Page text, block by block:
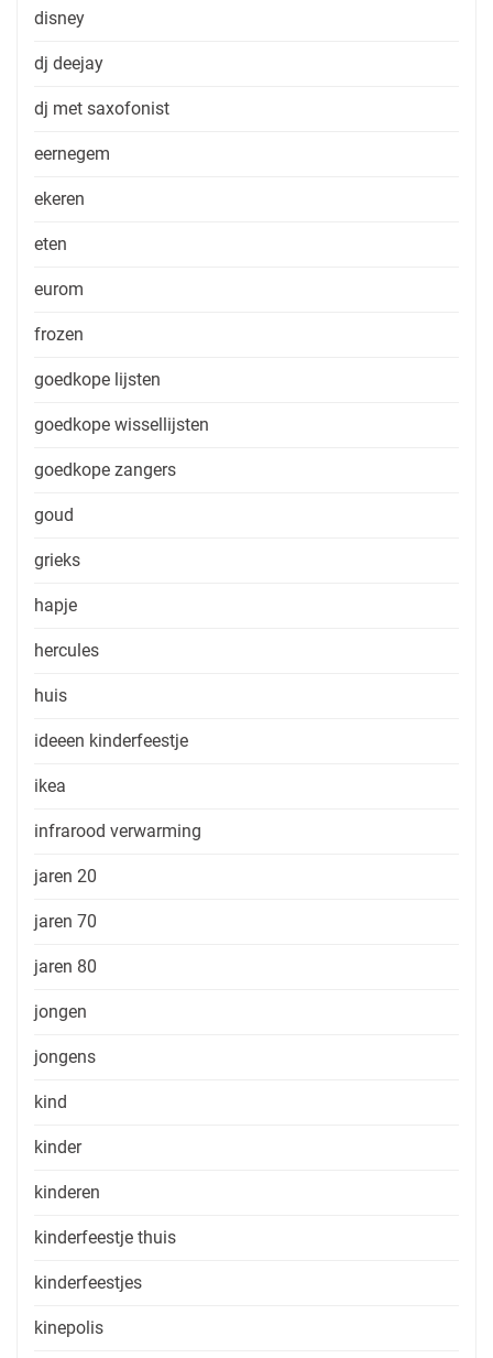
disney
dj deejay
dj met saxofonist
eernegem
ekeren
eten
eurom
frozen
goedkope lijsten
goedkope wissellijsten
goedkope zangers
goud
grieks
hapje
hercules
huis
ideeen kinderfeestje
ikea
infrarood verwarming
jaren 20
jaren 70
jaren 80
jongen
jongens
kind
kinder
kinderen
kinderfeestje thuis
kinderfeestjes
kinepolis